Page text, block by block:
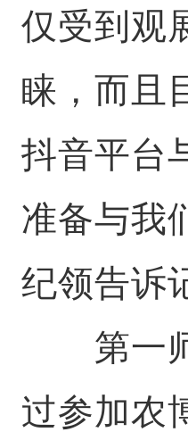
仅受到观
睐，而且
抖音平台
准备与我
纪领告诉
第一师
过参加农